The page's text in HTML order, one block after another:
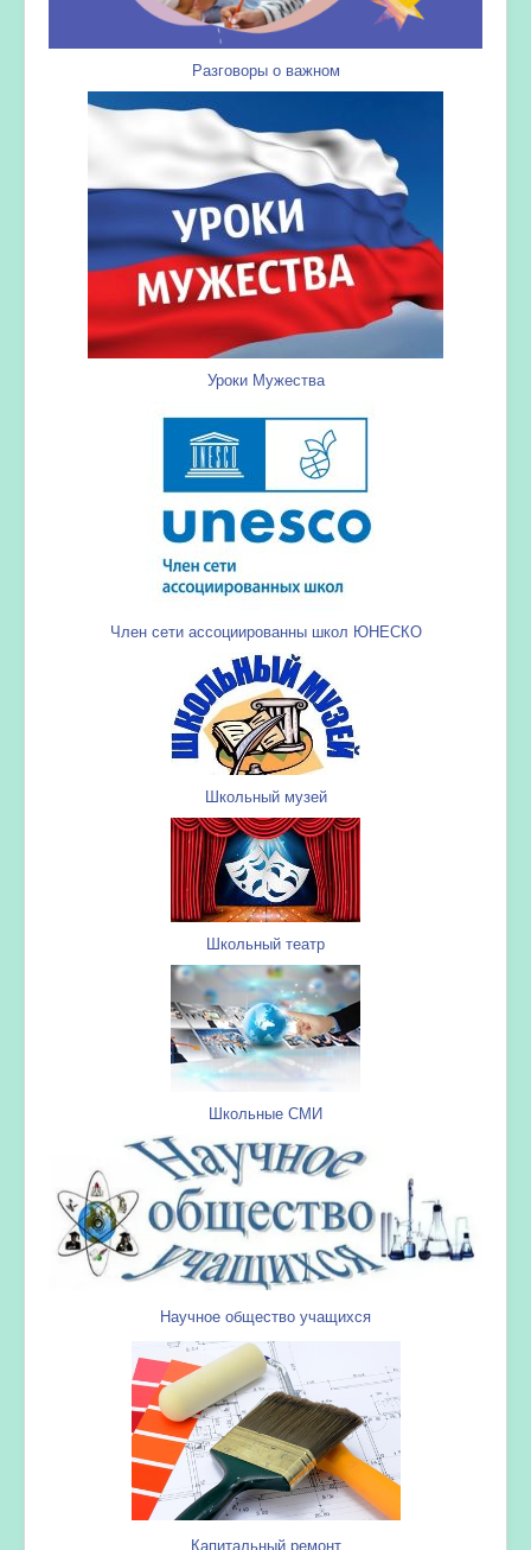
Разговоры о важном
Уроки Мужества
Член сети ассоциированны школ ЮНЕСКО
Школьный музей
Школьный театр
Школьные СМИ
Научное общество учащихся
Капитальный ремонт